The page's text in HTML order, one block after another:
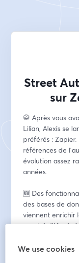
Street
sur
🥋 Après vous
Lilian, Alexis se
préférés :
références de
évolution assez
années.
🆕 Des
des bases de
viennent enrichir
enrobé d'IA
de l'outil. Une
l'aréne de Street
We use cookies